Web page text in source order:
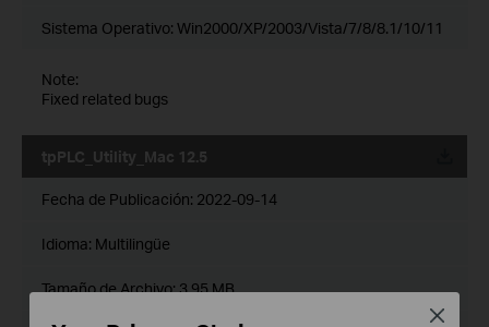
Sistema Operativo: Win2000/XP/2003/Vista/7/8/8.1/10/11
Note:
Fixed related bugs
tpPLC_Utility_Mac 12.5
Fecha de Publicación: 2022-09-14
Idioma: Multilingüe
Tamaño de Archivo:3.95 MB
Close